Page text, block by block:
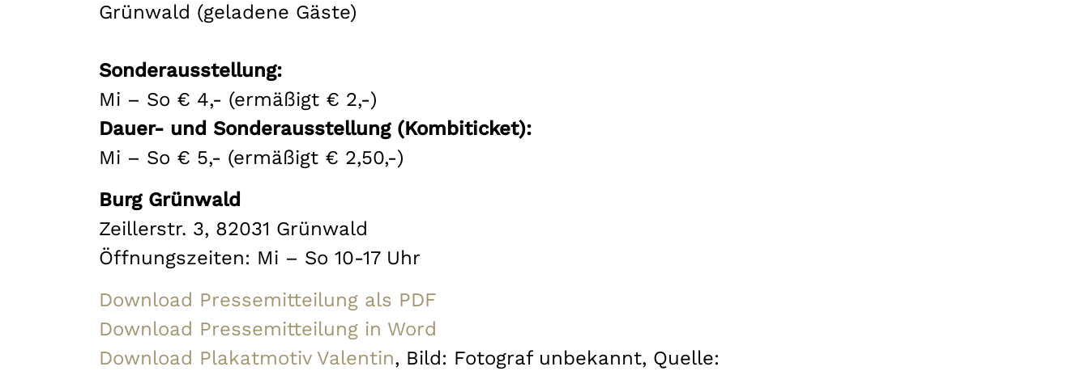
Grünwald (geladene Gäste)
Sonderausstellung:
Mi – So € 4,- (ermäßigt € 2,-)
Dauer- und Sonderausstellung (Kombiticket):
Mi – So € 5,- (ermäßigt € 2,50,-)
Burg Grünwald
Zeillerstr. 3, 82031 Grünwald
Öffnungszeiten: Mi – So 10-17 Uhr
Download Pressemitteilung als PDF
Download Pressemitteilung in Word
Download Plakatmotiv Valentin, Bild: Fotograf unbekannt, Quelle: